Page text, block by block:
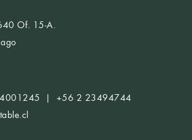
Of. 15-A.
| +56 2 23494744